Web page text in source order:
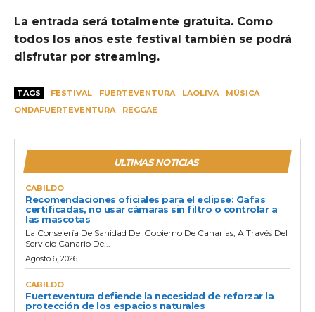
La entrada será totalmente gratuita. Como
todos los años este festival también se podrá
disfrutar por streaming.
TAGS FESTIVAL FUERTEVENTURA LAOLIVA
MÚSICA
ONDAFUERTEVENTURA
REGGAE
ULTIMAS NOTICIAS
CABILDO
Recomendaciones oficiales para el eclipse: Gafas
certificadas, no usar cámaras sin filtro o controlar a
las mascotas
La Consejería De Sanidad Del Gobierno De Canarias, A Través Del
Servicio Canario De...
Agosto 6, 2026
CABILDO
Fuerteventura defiende la necesidad de reforzar la
protección de los espacios naturales